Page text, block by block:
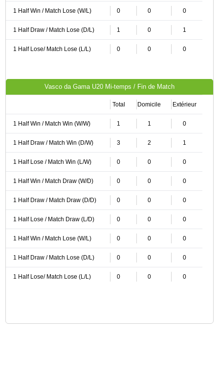
1 Half Win / Match Lose (W/L) 0 0 0
1 Half Draw / Match Lose (D/L) 1 0 1
1 Half Lose/ Match Lose (L/L) 0 0 0
Vasco da Gama U20 Mi-temps / Fin de Match
Total Domicile Extérieur
1 Half Win / Match Win (W/W) 1 1 0
1 Half Draw / Match Win (D/W) 3 2 1
1 Half Lose / Match Win (L/W) 0 0 0
1 Half Win / Match Draw (W/D) 0 0 0
1 Half Draw / Match Draw (D/D) 0 0 0
1 Half Lose / Match Draw (L/D) 0 0 0
1 Half Win / Match Lose (W/L) 0 0 0
1 Half Draw / Match Lose (D/L) 0 0 0
1 Half Lose/ Match Lose (L/L) 0 0 0